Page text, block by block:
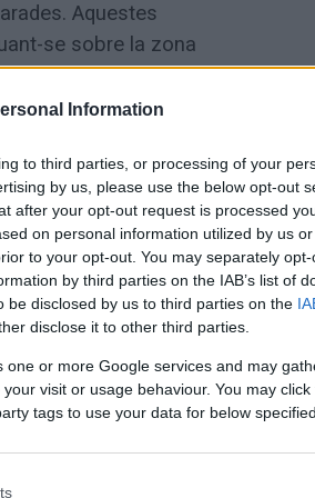
Information
to third parties, or processing of your
by us, please use the below opt-out
after your opt-out request is processed
on personal information utilized by us
to your opt-out. You may separately
by third parties on the IAB’s list of
be disclosed by us to third parties on the
disclose it to other third parties.
one or more Google services and may
visit or usage behaviour. You may
tags to use your data for below
Aquestes
se sobre la zona
Guardiet.
i pretén
la seva
per part de la Junta
que aquesta
que
distribució.
de parades
les parades
perquè no hagin